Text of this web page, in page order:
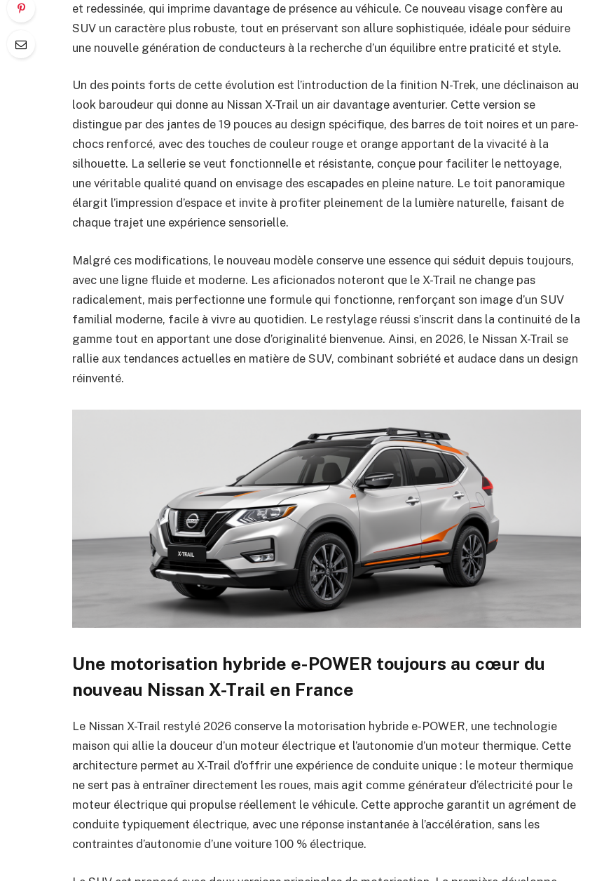
et redessinée, qui imprime davantage de présence au véhicule. Ce nouveau visage confère au
SUV un caractère plus robuste, tout en préservant son allure sophistiquée, idéale pour séduire
une nouvelle génération de conducteurs à la recherche d’un équilibre entre praticité et style.
Un des points forts de cette évolution est l’introduction de la finition N-Trek, une déclinaison au
look baroudeur qui donne au Nissan X-Trail un air davantage aventurier. Cette version se
distingue par des jantes de 19 pouces au design spécifique, des barres de toit noires et un pare-
chocs renforcé, avec des touches de couleur rouge et orange apportant de la vivacité à la
silhouette. La sellerie se veut fonctionnelle et résistante, conçue pour faciliter le nettoyage,
une véritable qualité quand on envisage des escapades en pleine nature. Le toit panoramique
élargit l’impression d’espace et invite à profiter pleinement de la lumière naturelle, faisant de
chaque trajet une expérience sensorielle.
Malgré ces modifications, le nouveau modèle conserve une essence qui séduit depuis toujours,
avec une ligne fluide et moderne. Les aficionados noteront que le X-Trail ne change pas
radicalement, mais perfectionne une formule qui fonctionne, renforçant son image d’un SUV
familial moderne, facile à vivre au quotidien. Le restylage réussi s’inscrit dans la continuité de la
gamme tout en apportant une dose d’originalité bienvenue. Ainsi, en 2026, le Nissan X-Trail se
rallie aux tendances actuelles en matière de SUV, combinant sobriété et audace dans un design
réinventé.
Une motorisation hybride e-POWER toujours au cœur du
nouveau Nissan X-Trail en France
Le Nissan X-Trail restylé 2026 conserve la motorisation hybride e-POWER, une technologie
maison qui allie la douceur d’un moteur électrique et l’autonomie d’un moteur thermique. Cette
architecture permet au X-Trail d’offrir une expérience de conduite unique : le moteur thermique
ne sert pas à entraîner directement les roues, mais agit comme générateur d’électricité pour le
moteur électrique qui propulse réellement le véhicule. Cette approche garantit un agrément de
conduite typiquement électrique, avec une réponse instantanée à l’accélération, sans les
contraintes d’autonomie d’une voiture 100 % électrique.